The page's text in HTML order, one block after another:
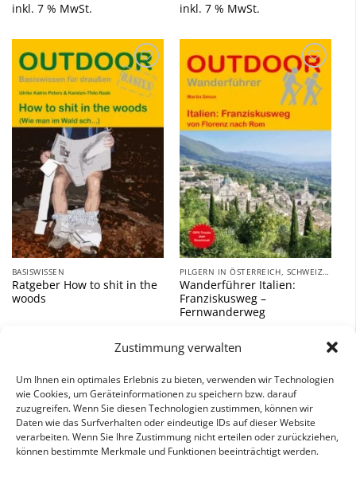
Zustimmung verwalten
Um Ihnen ein optimales Erlebnis zu bieten, verwenden wir Technologien
wie Cookies, um Geräteinformationen zu speichern bzw. darauf
zuzugreifen. Wenn Sie diesen Technologien zustimmen, können wir
Daten wie das Surfverhalten oder eindeutige IDs auf dieser Website
verarbeiten. Wenn Sie Ihre Zustimmung nicht erteilen oder zurückziehen,
können bestimmte Merkmale und Funktionen beeinträchtigt werden.
inkl. 7 % MwSt. inkl. 7 % MwSt.
Zu
Wunschliste
hinzufügen
BASISWISSEN
Ratgeber How to shit in the
woods
Zu
Wunschliste
hinzufügen
PILGERN IN ÖSTERREICH, SCHWEIZ UND ITALIEN
Wanderführer Italien:
Franziskusweg –
Fernwanderweg